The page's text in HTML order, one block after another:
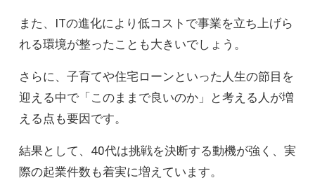
また、ITの進化により低コストで事業を立ち上げら
れる環境が整ったことも大きいでしょう。
さらに、子育てや住宅ローンといった人生の節目を
迎える中で「このままで良いのか」と考える人が増
える点も要因です。
結果として、40代は挑戦を決断する動機が強く、実
際の起業件数も着実に増えています。